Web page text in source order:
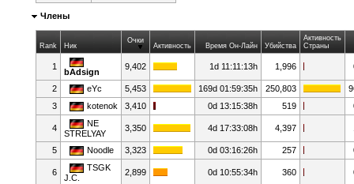
Члены
Rank Ник
Очки
Активность Время Он-Лайн Убийства
Активность
Страны
1
bAdsign
9,402 1d 11:11:13h 1,996
2 eYc 5,453 169d 01:59:35h 250,803
3
kotenok 3,410 0d 13:15:38h 519
4
NE
STRELYAY
3,350 4d 17:33:08h 4,397
5 Noodle 3,323 0d 03:16:26h 257
6
TSGK
J.C.
2,899 0d 10:55:34h 360